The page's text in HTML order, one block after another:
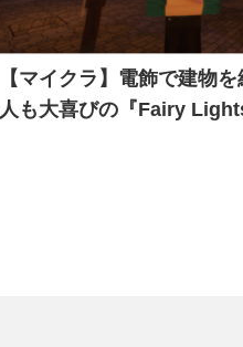
【マイクラ】電飾で建物
人も大喜びの『Fairy